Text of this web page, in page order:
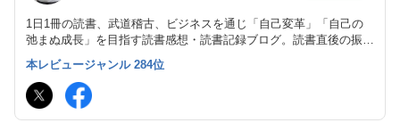
1日1冊の読書、武道稽古、ビジネスを通じ「自己変革」「自己の
弛まぬ成長」を目指す読書感想・読書記録ブログ。読書直後の振り
返り・アウトプット前提のインプットを心がけつつ、将来の自分自
身の為の検索可能なデータベースとして活用。旧「分譲マンション
屋の読書日記」
本レビュージャンル 284位